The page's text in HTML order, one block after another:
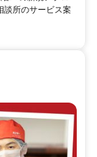
談所のサービス案